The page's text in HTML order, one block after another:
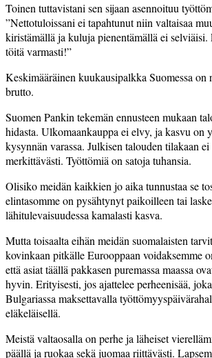
Toinen tuttavistani sen sijaan asennoituu
”Nettotuloissani ei tapahtunut niin valtaisaa
kiristämällä ja kuluja pienentämällä ei selviäisi.
töitä varmasti!”
Keskimääräinen kuukausipalkka Suomessa on
brutto.
Suomen Pankin tekemän ennusteen mukaan
hidasta. Ulkomaankauppa ei elvy, ja kasvu on
kysynnän varassa. Julkisen talouden tilakaan
merkittävästi. Työttömiä on satoja tuhansia.
Olisiko meidän kaikkien jo aika tunnustaa se
elintasomme on pysähtynyt paikoilleen tai
lähitulevaisuudessa kamalasti kasva.
Mutta toisaalta eihän meidän suomalaisten
kovinkaan pitkälle Eurooppaan voidaksemme
että asiat täällä pakkasen puremassa maassa
hyvin. Erityisesti, jos ajattelee perheenisää,
Bulgariassa maksettavalla
eläkeläisellä.
Meistä valtaosalla on perhe ja läheiset
päällä ja ruokaa sekä juomaa riittävästi.